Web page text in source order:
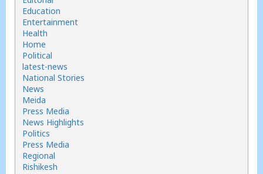
Education
Entertainment
Health
Home
Political
latest-news
National Stories
News
Meida
Press Media
News Highlights
Politics
Press Media
Regional
Rishikesh